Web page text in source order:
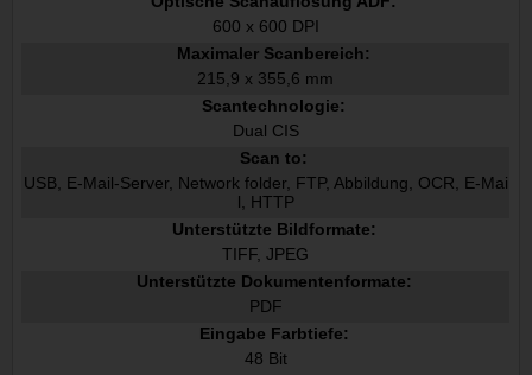
600 x 600 DPI
Maximaler Scanbereich:
215,9 x 355,6 mm
Scantechnologie:
Dual CIS
Scan to:
USB, E-Mail-Server, Network folder, FTP, Abbildung, OCR, E-Mai
l, HTTP
Unterstützte Bildformate:
TIFF, JPEG
Unterstützte Dokumentenformate:
PDF
Eingabe Farbtiefe:
48 Bit